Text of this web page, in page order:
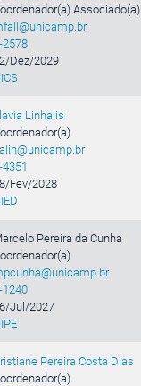
Associado(a)
2578
Dez/2029
Linhalis
4351
Fev/2028
Pereira da Cunha
1240
Jul/2027
Pereira Costa Dias